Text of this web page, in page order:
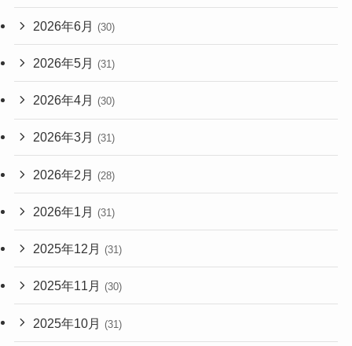
2026年6月 (30)
2026年5月 (31)
2026年4月 (30)
2026年3月 (31)
2026年2月 (28)
2026年1月 (31)
2025年12月 (31)
2025年11月 (30)
2025年10月 (31)